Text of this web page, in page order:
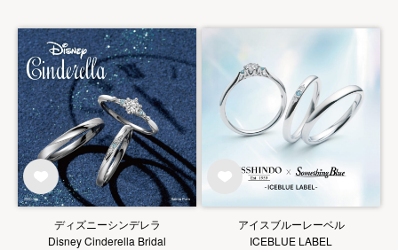
ディズニーシンデレラ
Disney Cinderella Bridal
アイスブルーレーベル
ICEBLUE LABEL